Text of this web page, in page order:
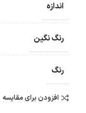
اندازه
رنگ نگین
رنگ
افزودن برای مقایسه
ضمانت اصالت کالا